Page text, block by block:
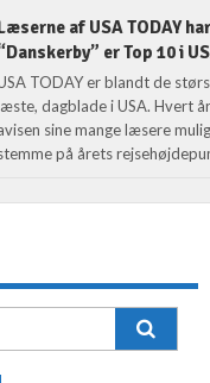
af USA TODAY
er Top 10 i
TODAY er blandt de
dagblade i USA. Hvert
sine mange læsere
på årets